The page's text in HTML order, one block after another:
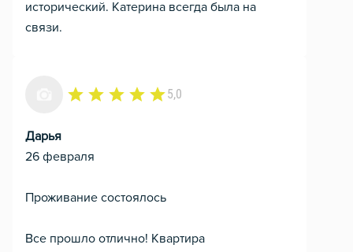
исторический. Катерина всегда была на
связи.
5,0
Дарья
26 февраля
Проживание состоялось
Все прошло отлично! Квартира